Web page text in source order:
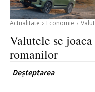
Actualitate Economie
Valutele se
romanilor
Deșteptarea